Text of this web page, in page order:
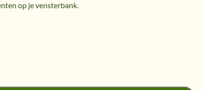
op je vensterbank.